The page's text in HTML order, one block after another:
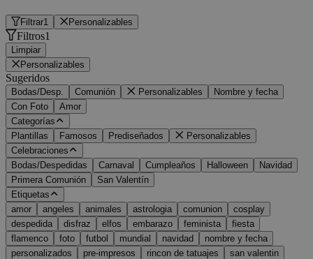
Filtrar1 Personalizables
Filtros1
Limpiar
Personalizables
Sugeridos
Bodas/Desp. Comunión Personalizables
Nombre y fecha
Con Foto
Amor
Categorías
Plantillas
Famosos Prediseñados
Personalizables
Celebraciones
Bodas/Despedidas
Carnaval Cumpleaños Halloween
Navidad
Primera Comunión
San Valentín
Etiquetas
amor
angeles animales astrologia comunion
cosplay
despedida
disfraz elfos embarazo feminista
fiesta
flamenco
foto futbol mundial navidad
nombre y fecha
personalizados
pre-impresos rincon de tatuajes
san valentin